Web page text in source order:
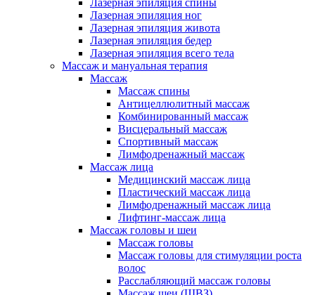
Лазерная эпиляция спины
Лазерная эпиляция ног
Лазерная эпиляция живота
Лазерная эпиляция бедер
Лазерная эпиляция всего тела
Массаж и мануальная терапия
Массаж
Массаж спины
Антицеллюлитный массаж
Комбинированный массаж
Висцеральный массаж
Спортивный массаж
Лимфодренажный массаж
Массаж лица
Медицинский массаж лица
Пластический массаж лица
Лимфодренажный массаж лица
Лифтинг-массаж лица
Массаж головы и шеи
Массаж головы
Массаж головы для стимуляции роста
волос
Расслабляющий массаж головы